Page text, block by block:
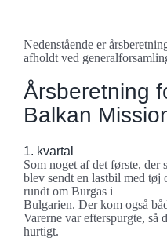
Nedenstående er
afholdt ved
Årsberetning
Balkan
1. kvartal
Som noget af det første,
blev sendt en lastbil med tøj
rundt om Burgas i
Bulgarien. Der kom også
Varerne var efterspurgte, så
hurtigt.